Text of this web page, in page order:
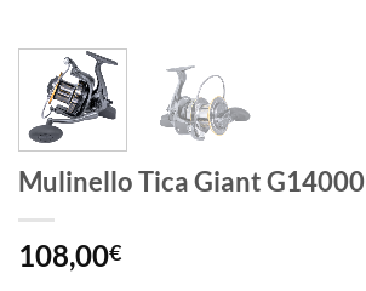
Mulinello Tica Giant G14000
108,00€